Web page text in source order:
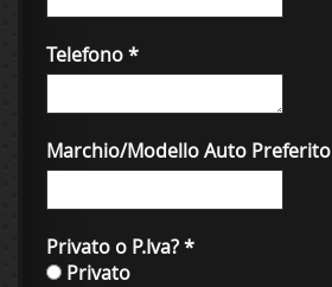
Telefono*
Marchio/Modello Auto Preferito
Privato o P.Iva?*
Privato